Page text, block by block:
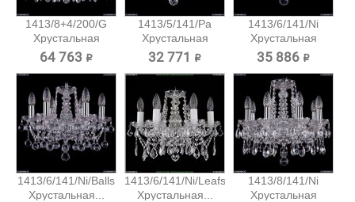
1413/8+4/200/G
Хрустальная
подвесная...
64 763 ₽
1413/5/141/Pa
Хрустальная
подвесная...
32 771 ₽
1413/6/141/Ni
Хрустальная
подвесная...
35 886 ₽
1413/6/141/Ni/Balls
Хрустальная...
1413/6/141/Ni/Leafs
Хрустальная...
1413/8/141/Ni
Хрустальная